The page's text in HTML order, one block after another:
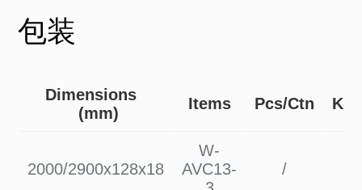
包装
Dimensions
(mm)
Items Pcs/Ctn
2000/2900x128x18
W-
AVC13-
/